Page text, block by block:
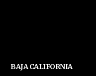
BAJA CALIFORNIA